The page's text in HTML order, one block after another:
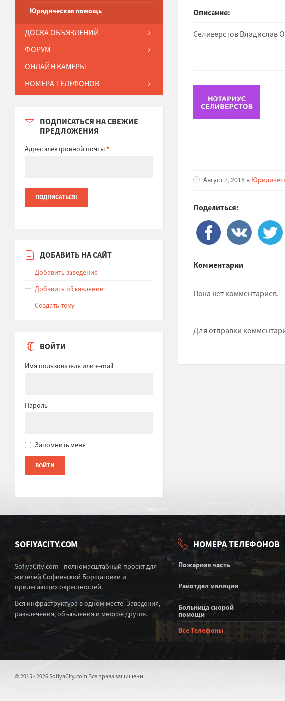
Описание:
Селиверстов Владислав
Август 7, 2018 в
Поделиться:
Комментарии
Пока нет комментариев.
Для отправки
Юридическая помощь
ДОСКА ОБЪЯВЛЕНИЙ
ФОРУМ
ОНЛАЙН КАМЕРЫ
НОМЕРА ТЕЛЕФОНОВ
ПОДПИСАТЬСЯ НА СВЕЖИЕ
ПРЕДЛОЖЕНИЯ
Адрес электронной почты*
ДОБАВИТЬ НА САЙТ
Добавить заведение
Добавить объявление
Создать тему
ВОЙТИ
Имя пользователя или e-mail
Пароль
Запомнить меня
SOFIYACITY.COM
SofiyaCity.com - полномасштабный проект для
жителей Софиевской Борщаговки и
прилегающих окрестностей.
Вся инфраструктура в одном месте. Заведения,
развлечения, объявления и многое другое.
НОМЕРА ТЕЛЕФОНОВ
Пожарная часть
Райотдел милиции
Больница скорой
помощи
Все Телефоны
© 2015 - 2026 SofiyaCity.com Все права защищены.